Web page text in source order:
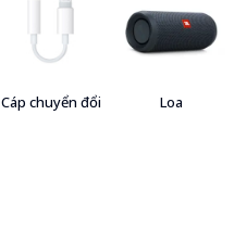
Cáp chuyển đổi Loa